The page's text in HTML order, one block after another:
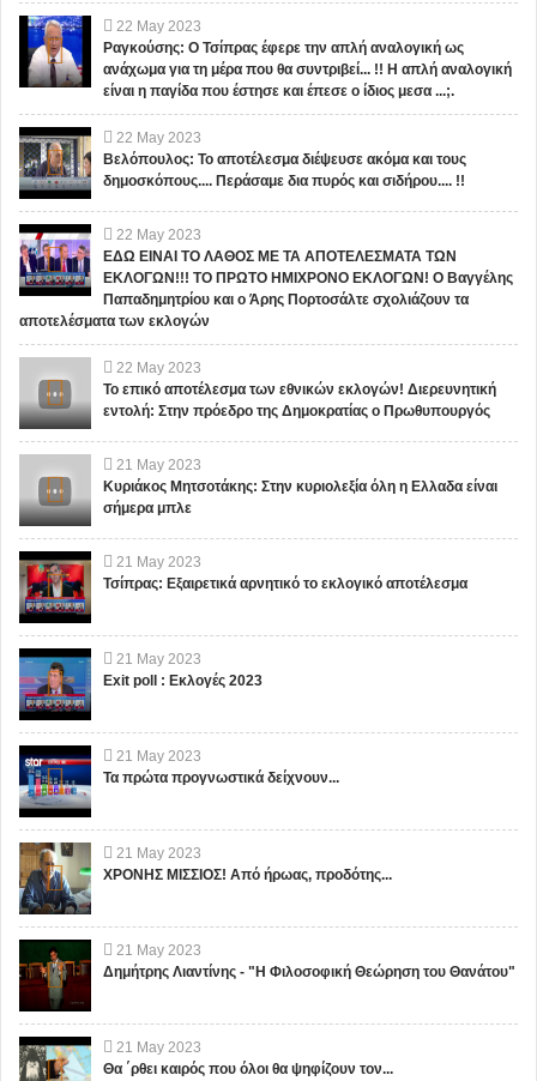
22 May 2023
Ραγκούσης: Ο Τσίπρας έφερε την απλή αναλογική ως
ανάχωμα για τη μέρα που θα συντριβεί... !! Η απλή αναλογική
είναι η παγίδα που έστησε και έπεσε ο ίδιος μεσα ...;.
22 May 2023
Βελόπουλος: Το αποτέλεσμα διέψευσε ακόμα και τους
δημοσκόπους.... Περάσαμε δια πυρός και σιδήρου.... !!
22 May 2023
ΕΔΩ ΕΙΝΑΙ ΤΟ ΛΑΘΟΣ ΜΕ ΤΑ ΑΠΟΤΕΛΕΣΜΑΤΑ ΤΩΝ
ΕΚΛΟΓΩΝ!!! ΤΟ ΠΡΩΤΟ ΗΜΙΧΡΟΝΟ ΕΚΛΟΓΩΝ! Ο Βαγγέλης
Παπαδημητρίου και ο Άρης Πορτοσάλτε σχολιάζουν τα
αποτελέσματα των εκλογών
22 May 2023
Το επικό αποτέλεσμα των εθνικών εκλογών! Διερευνητική
εντολή: Στην πρόεδρο της Δημοκρατίας ο Πρωθυπουργός
21 May 2023
Κυριάκος Μητσοτάκης: Στην κυριολεξία όλη η Ελλαδα είναι
σήμερα μπλε
21 May 2023
Τσίπρας: Εξαιρετικά αρνητικό το εκλογικό αποτέλεσμα
21 May 2023
Exit poll : Εκλογές 2023
21 May 2023
Τα πρώτα προγνωστικά δείχνουν...
21 May 2023
ΧΡΟΝΗΣ ΜΙΣΣΙΟΣ! Από ήρωας, προδότης...
21 May 2023
Δημήτρης Λιαντίνης - "Η Φιλοσοφική Θεώρηση του Θανάτου"
21 May 2023
Θα ΄ρθει καιρός που όλοι θα ψηφίζουν τον...